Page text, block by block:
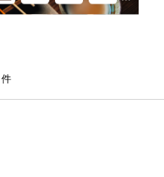
件